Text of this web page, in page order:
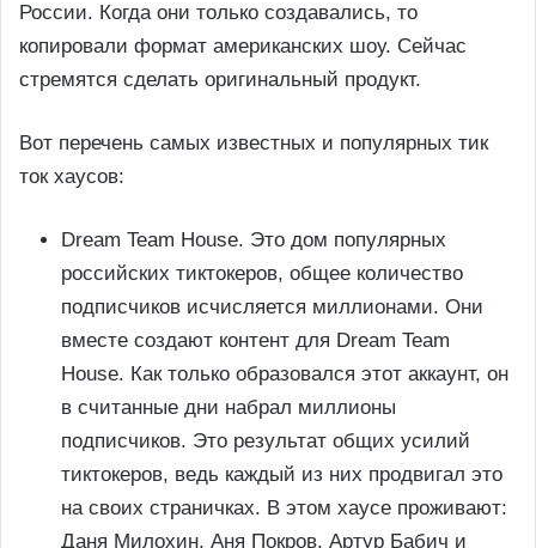
России. Когда они только создавались, то
копировали формат американских шоу. Сейчас
стремятся сделать оригинальный продукт.
Вот перечень самых известных и популярных тик
ток хаусов:
Dream Team House. Это дом популярных
российских тиктокеров, общее количество
подписчиков исчисляется миллионами. Они
вместе создают контент для Dream Team
House. Как только образовался этот аккаунт, он
в считанные дни набрал миллионы
подписчиков. Это результат общих усилий
тиктокеров, ведь каждый из них продвигал это
на своих страничках. В этом хаусе проживают:
Даня Милохин, Аня Покров, Артур Бабич и